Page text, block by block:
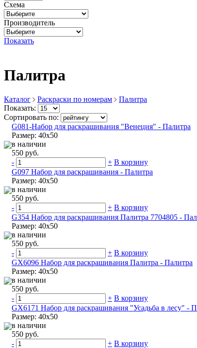
Схема
Производитель
Показать
Палитра
Каталог Раскраски по номерам
Палитра
Показать:
Сортировать по:
G081-Набор для раскрашивания "Венеция" - Палитра
Размер: 40х50
в наличии
550 руб.
-
+ В корзину
G097 Набор для раскрашивания - Палитра
Размер: 40х50
в наличии
550 руб.
-
+ В корзину
G354 Набор для раскрашивания Палитра 7704805 -
Размер: 40х50
в наличии
550 руб.
-
+ В корзину
GX6096 Набор для раскрашивания Палитра - Палитра
Размер: 40х50
в наличии
550 руб.
-
+ В корзину
GX6171 Набор для раскрашивания "Усадьба в лесу" -
Размер: 40х50
в наличии
550 руб.
-
+ В корзину